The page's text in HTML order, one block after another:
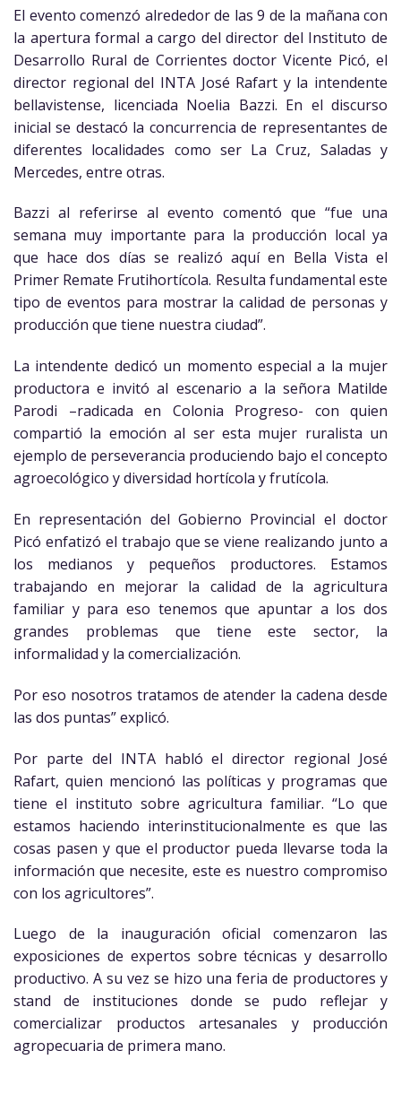
El evento comenzó alrededor de las 9 de la mañana con
la apertura formal a cargo del director del Instituto de
Desarrollo Rural de Corrientes doctor Vicente Picó, el
director regional del INTA José Rafart y la intendente
bellavistense, licenciada Noelia Bazzi. En el discurso
inicial se destacó la concurrencia de representantes de
diferentes localidades como ser La Cruz, Saladas y
Mercedes, entre otras.
Bazzi al referirse al evento comentó que “fue una
semana muy importante para la producción local ya
que hace dos días se realizó aquí en Bella Vista el
Primer Remate Frutihortícola. Resulta fundamental este
tipo de eventos para mostrar la calidad de personas y
producción que tiene nuestra ciudad”.
La intendente dedicó un momento especial a la mujer
productora e invitó al escenario a la señora Matilde
Parodi –radicada en Colonia Progreso- con quien
compartió la emoción al ser esta mujer ruralista un
ejemplo de perseverancia produciendo bajo el concepto
agroecológico y diversidad hortícola y frutícola.
En representación del Gobierno Provincial el doctor
Picó enfatizó el trabajo que se viene realizando junto a
los medianos y pequeños productores. Estamos
trabajando en mejorar la calidad de la agricultura
familiar y para eso tenemos que apuntar a los dos
grandes problemas que tiene este sector, la
informalidad y la comercialización.
Por eso nosotros tratamos de atender la cadena desde
las dos puntas” explicó.
Por parte del INTA habló el director regional José
Rafart, quien mencionó las políticas y programas que
tiene el instituto sobre agricultura familiar. “Lo que
estamos haciendo interinstitucionalmente es que las
cosas pasen y que el productor pueda llevarse toda la
información que necesite, este es nuestro compromiso
con los agricultores”.
Luego de la inauguración oficial comenzaron las
exposiciones de expertos sobre técnicas y desarrollo
productivo. A su vez se hizo una feria de productores y
stand de instituciones donde se pudo reflejar y
comercializar productos artesanales y producción
agropecuaria de primera mano.